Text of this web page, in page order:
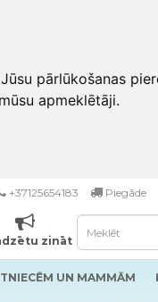
pārlūkošanas
apmeklētāji.
+37125654183 Piegāde
zināt
UN MAMMĀM